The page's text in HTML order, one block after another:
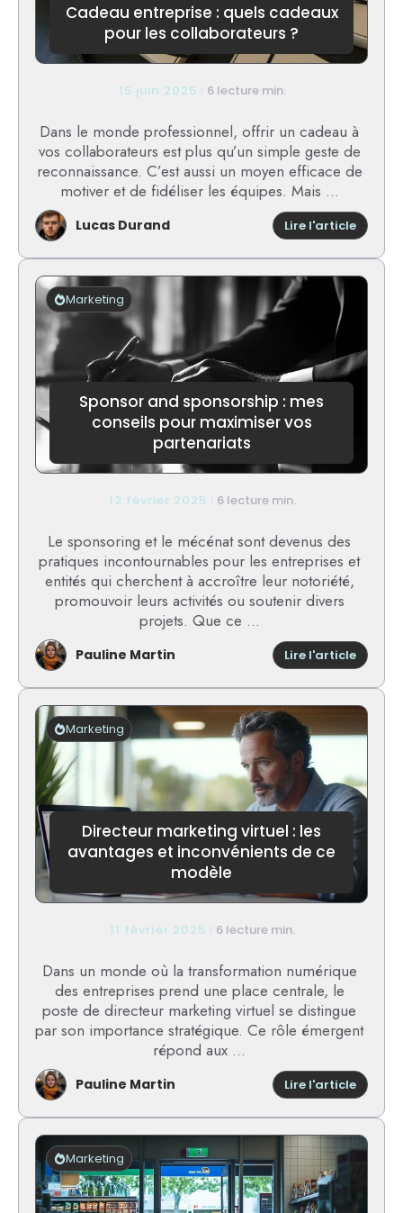
Cadeau entreprise : quels cadeaux
pour les collaborateurs ?
15 juin 2025 6 lecture min.
Dans le monde professionnel, offrir un cadeau à
vos collaborateurs est plus qu’un simple geste de
reconnaissance. C’est aussi un moyen efficace de
motiver et de fidéliser les équipes. Mais ...
Lucas Durand Lire l'article:
:
Sponsor and sponsorship : mes
conseils pour maximiser vos
partenariats
Marketing
12 février 2025 6 lecture min.
Le sponsoring et le mécénat sont devenus des
pratiques incontournables pour les entreprises et
entités qui cherchent à accroître leur notoriété,
promouvoir leurs activités ou soutenir divers
projets. Que ce ...
Pauline Martin Lire l'article:
and
mes
pour
vos
Directeur marketing virtuel : les
avantages et inconvénients de ce
modèle
Marketing
11 février 2025 6 lecture min.
Dans un monde où la transformation numérique
des entreprises prend une place centrale, le
poste de directeur marketing virtuel se distingue
par son importance stratégique. Ce rôle émergent
répond aux ...
Pauline Martin Lire l'article:
virtuel
:
et
Marketing